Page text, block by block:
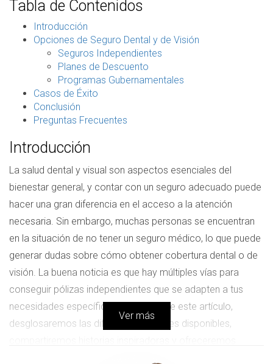
Tabla de Contenidos
Introducción
Opciones de Seguro Dental y de Visión
Seguros Independientes
Planes de Descuento
Programas Gubernamentales
Casos de Éxito
Conclusión
Preguntas Frecuentes
Introducción
La salud dental y visual son aspectos esenciales del
bienestar general, y contar con un seguro adecuado puede
hacer una gran diferencia en el acceso a la atención
necesaria. Sin embargo, muchas personas se encuentran
en la situación de no tener un seguro médico, lo que puede
generar dudas sobre cómo obtener cobertura dental o de
visión. La buena noticia es que hay múltiples vías para
conseguir pólizas independientes que se adapten a tus
necesidades específicas. A lo largo de este artículo,
desglosaremos las diferentes opciones disponibles,
Ver más